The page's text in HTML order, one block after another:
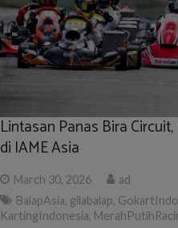
Lintasan Panas Bira
di IAME Asia
March 30, 2026
ad
BalapAsia, gilabalap,
KartingIndonesia,